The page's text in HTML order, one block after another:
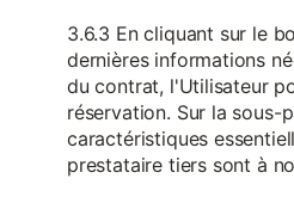
3.6.3 En cliquant sur le
dernières informations
du contrat, l'Utilisateur
réservation. Sur la sous-
caractéristiques
prestataire tiers sont à